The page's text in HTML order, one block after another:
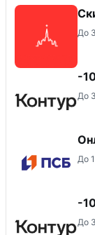
До
-
До
До
-
До